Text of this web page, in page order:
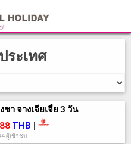
ระเทศ
า จางเจียเจี้ย 3 วัน
THB |
ผู้เข้าชม